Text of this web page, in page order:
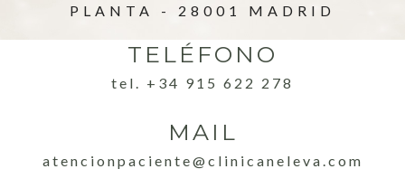
PLANTA - 28001 MADRID
TELÉFONO
tel. +34 915 622 278
MAIL
atencionpaciente@clinicaneleva.com